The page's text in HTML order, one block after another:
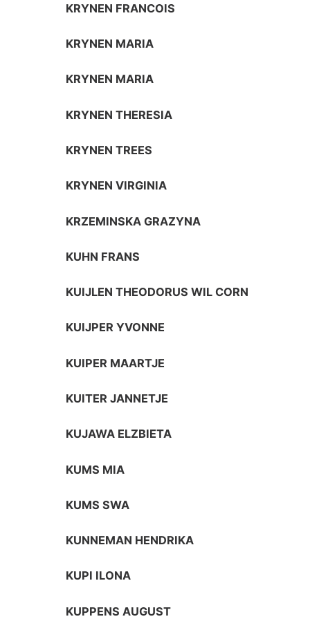
KRYNEN FRANCOIS
KRYNEN MARIA
KRYNEN MARIA
KRYNEN THERESIA
KRYNEN TREES
KRYNEN VIRGINIA
KRZEMINSKA GRAZYNA
KUHN FRANS
KUIJLEN THEODORUS WIL CORN
KUIJPER YVONNE
KUIPER MAARTJE
KUITER JANNETJE
KUJAWA ELZBIETA
KUMS MIA
KUMS SWA
KUNNEMAN HENDRIKA
KUPI ILONA
KUPPENS AUGUST